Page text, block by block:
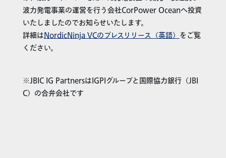
波力発電事業の運営を行う会社CorPower Oceanへ投資
いたしましたのでお知らせいたします。
詳細はNordicNinja VCのプレスリリース（英語） をご覧
ください。
※JBIC IG PartnersはIGPIグループと国際協力銀行（JBI
C）の合弁会社です